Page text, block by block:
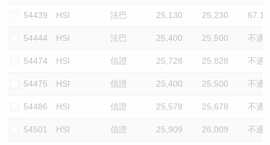
54439 HSI 法巴 25,130 25,230 67.1
54444 HSI 法巴 25,400 25,500 不適
54474 HSI 信證 25,728 25,828 不適
54475 HSI 信證 25,400 25,500 不適
54486 HSI 信證 25,578 25,678 不適
54501 HSI 信證 25,909 26,009 不適